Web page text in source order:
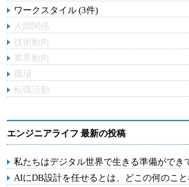
ワークスタイル (3件)
人間関係
技術動向
業界動向
職場
転職活動
エンジニアライフ 最新の投稿
私たちはデジタル世界で生きる準備ができ
AIにDB設計を任せるとは、どこの何のこと